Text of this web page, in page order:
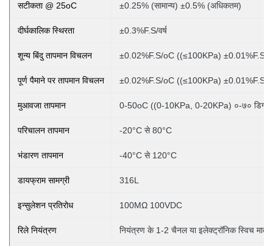
सटीकता @ 25oC ±0.25% (सामान्य) ±0.5% (अधिकतम)
दीर्घकालिक स्थिरता ±0.3%F.S/वर्ष
शून्य बिंदु तापमान विचलन ±0.02%F.S/oC ((≤100KPa) ±0.01%F.S/
पूर्ण पैमाने पर तापमान विचलन ±0.02%F.S/oC ((≤100KPa) ±0.01%F.S/
मुआवजा तापमान 0-50oC ((0-10KPa, 0-20KPa) ०-७०
परिचालन तापमान -20°C से 80°C
भंडारण तापमान -40°C से 120°C
डायफ्राम सामग्री 316L
इन्सुलेशन प्रतिरोध 100MΩ 100VDC
रिले नियंत्रण नियंत्रण के 1-2 चैनल या इलेक्ट्रॉनिक स्विच